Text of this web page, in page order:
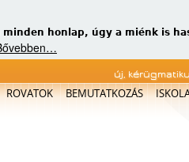
minden honlap, úgy a miénk is
új,
ROVATOK BEMUTATKOZÁS